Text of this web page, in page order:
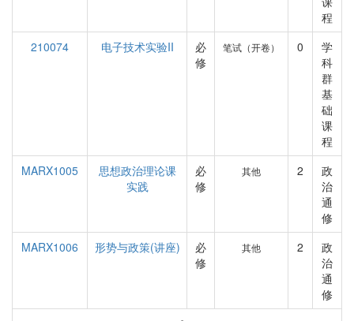
程
210074
电子技术实验II
必
修
笔试（开卷） 0
学
科
群
基
础
课
程
MARX1005
思想政治理论课
实践
必
修
其他 2
政
治
通
修
MARX1006
形势与政策(讲座)
必
修
其他 2
政
治
通
修